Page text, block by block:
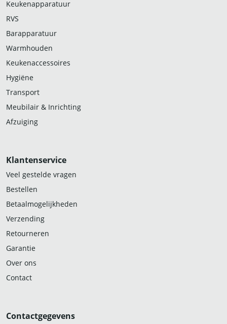
Keukenapparatuur
RVS
Barapparatuur
Warmhouden
Keukenaccessoires
Hygiëne
Transport
Meubilair & Inrichting
Afzuiging
Klantenservice
Veel gestelde vragen
Bestellen
Betaalmogelijkheden
Verzending
Retourneren
Garantie
Over ons
Contact
Contactgegevens